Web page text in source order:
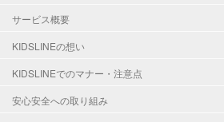
サービス概要
KIDSLINEの想い
KIDSLINEでのマナー・注意点
安心安全への取り組み